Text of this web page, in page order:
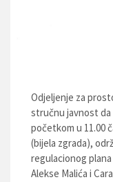
Odjeljenje za
stručnu javnost da
početkom u 11.00
(bijela zgrada),
regulacionog
Alekse Malića i